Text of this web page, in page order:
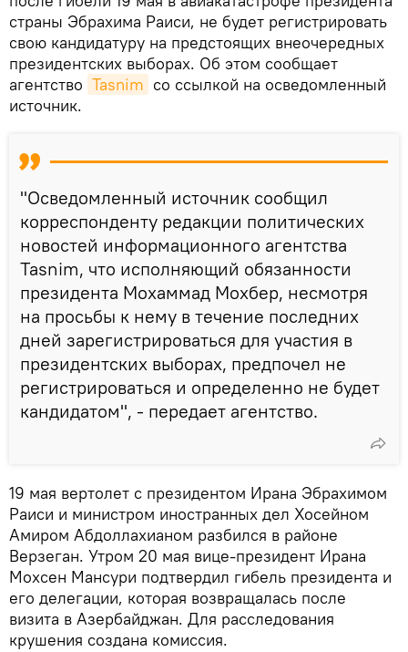
страны Эбрахима Раиси, не будет регистрировать
свою кандидатуру на предстоящих внеочередных
президентских выборах. Об этом сообщает
агентство Tasnim со ссылкой на осведомленный
источник.
"Осведомленный источник сообщил
корреспонденту редакции политических
новостей информационного агентства
Tasnim, что исполняющий обязанности
президента Мохаммад Мохбер, несмотря
на просьбы к нему в течение последних
дней зарегистрироваться для участия в
президентских выборах, предпочел не
регистрироваться и определенно не будет
кандидатом", - передает агентство.
19 мая вертолет с президентом Ирана Эбрахимом
Раиси и министром иностранных дел Хосейном
Амиром Абдоллахианом разбился в районе
Верзеган. Утром 20 мая вице-президент Ирана
Мохсен Мансури подтвердил гибель президента и
его делегации, которая возвращалась после
визита в Азербайджан. Для расследования
крушения создана комиссия.